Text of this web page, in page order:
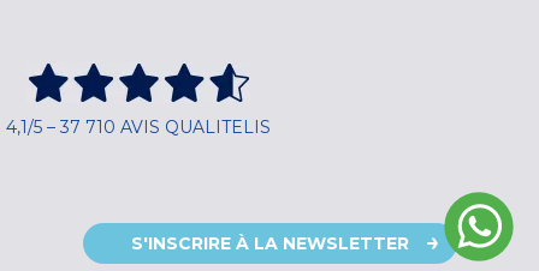
4,1/5 – 37 710 AVIS QUALITELIS
S'INSCRIRE À LA NEWSLETTER